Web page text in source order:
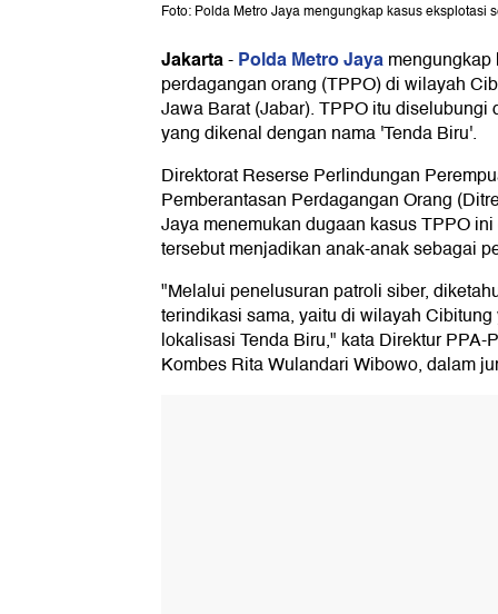
Foto: Polda Metro Jaya mengungkap kasus
Jakarta-Polda Metro Jaya
perdagangan orang (TPPO) di wilayah
Jawa Barat (Jabar). TPPO itu diselubungi
yang dikenal dengan nama 'Tenda Biru'.
Direktorat Reserse Perlindungan
Pemberantasan Perdagangan Orang
Jaya menemukan dugaan kasus TPPO
tersebut menjadikan anak-anak sebagai
"Melalui penelusuran patroli siber,
terindikasi sama, yaitu di wilayah
lokalisasi Tenda Biru," kata Direktur PPA-
Kombes Rita Wulandari Wibowo, dalam